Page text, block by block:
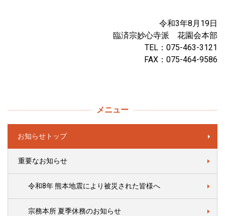
令和3年8月19日
臨済宗妙心寺派 花園会本部
TEL：075-463-3121
FAX：075-464-9586
メニュー
お知らせトップ
重要なお知らせ
令和8年 熊本地震により被災された皆様へ
宗務本所 夏季休務のお知らせ